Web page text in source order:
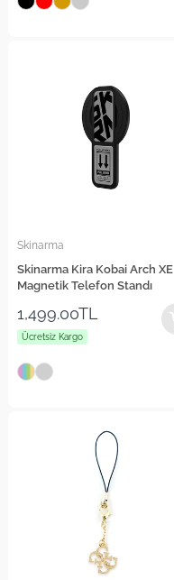
Skinarma
Skinarma Kira Kobai Arch XE
Magnetik Telefon Standı
1,499.00TL
Ücretsiz Kargo